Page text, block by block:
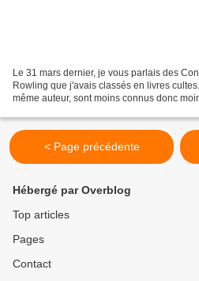
Le 31 mars dernier, je vous parlais des
Rowling que j'avais classés en livres
même auteur, sont moins connus donc
< Page précédente
Hébergé par Overblog
Top articles
Pages
Contact